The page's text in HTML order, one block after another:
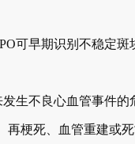
可早期识别不稳定斑
生不良心血管事件的
梗死、血管重建或死